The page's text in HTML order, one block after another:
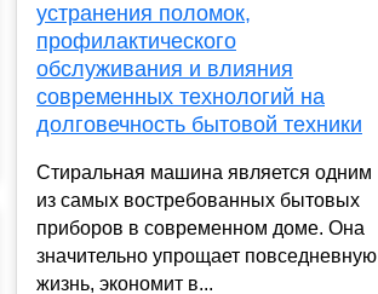
устранения поломок,
профилактического
обслуживания и влияния
современных технологий на
долговечность бытовой техники
Стиральная машина является одним
из самых востребованных бытовых
приборов в современном доме. Она
значительно упрощает повседневную
жизнь, экономит в...